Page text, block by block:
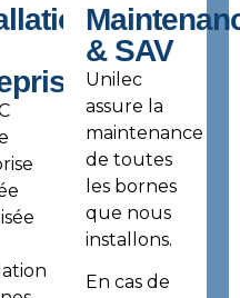
& SAV
Unilec
assure la
maintenance
de toutes
les bornes
que nous
installons.
En cas de